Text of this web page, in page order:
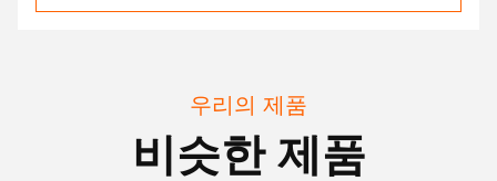
우리의 제품
비슷한 제품